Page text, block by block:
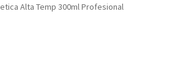
Alta Temp 300ml Profesional